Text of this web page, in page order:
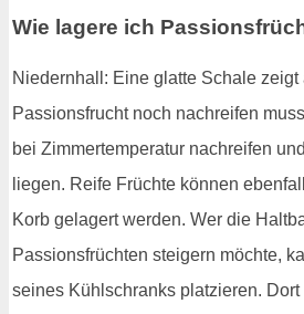
Wie lagere ich
Niedernhall: Eine glatte Schale zeigt
Passionsfrucht noch nachreifen
bei Zimmertemperatur nachreifen
liegen. Reife Früchte können
Korb gelagert werden. Wer die
Passionsfrüchten steigern möchte,
seines Kühlschranks platzieren.